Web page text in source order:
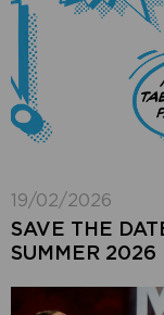
19/02/2026
SAVE THE
SUMMER 2026